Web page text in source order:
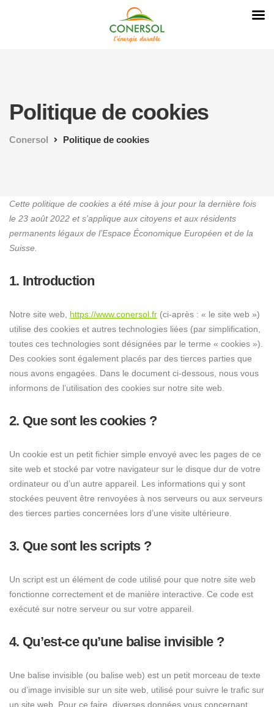
Politique de cookies
Conersol Politique de cookies
Cette politique de cookies a été mise à jour pour la dernière fois
le 23 août 2022 et s’applique aux citoyens et aux résidents
permanents légaux de l’Espace Économique Européen et de la
Suisse.
1. Introduction
Notre site web, https://www.conersol.fr (ci-après : « le site web »)
utilise des cookies et autres technologies liées (par simplification,
toutes ces technologies sont désignées par le terme « cookies »).
Des cookies sont également placés par des tierces parties que
nous avons engagées. Dans le document ci-dessous, nous vous
informons de l’utilisation des cookies sur notre site web.
2. Que sont les cookies ?
Un cookie est un petit fichier simple envoyé avec les pages de ce
site web et stocké par votre navigateur sur le disque dur de votre
ordinateur ou d’un autre appareil. Les informations qui y sont
stockées peuvent être renvoyées à nos serveurs ou aux serveurs
des tierces parties concernées lors d’une visite ultérieure.
3. Que sont les scripts ?
Un script est un élément de code utilisé pour que notre site web
fonctionne correctement et de manière interactive. Ce code est
exécuté sur notre serveur ou sur votre appareil.
4. Qu’est-ce qu’une balise invisible ?
Une balise invisible (ou balise web) est un petit morceau de texte
ou d’image invisible sur un site web, utilisé pour suivre le trafic sur
un site web. Pour ce faire, diverses données vous concernant